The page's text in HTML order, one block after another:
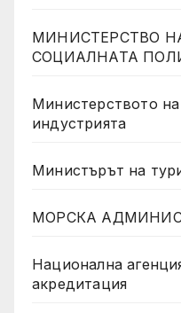
МИНИСТЕРСТВО
СОЦИАЛНАТА
Министерството
индустрията
Министърът на
МОРСКА
Национална
акредитация